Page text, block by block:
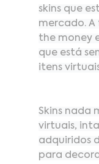
skins que
mercado.
the money
que está
itens
Skins nada
virtuais,
adquiridos
para